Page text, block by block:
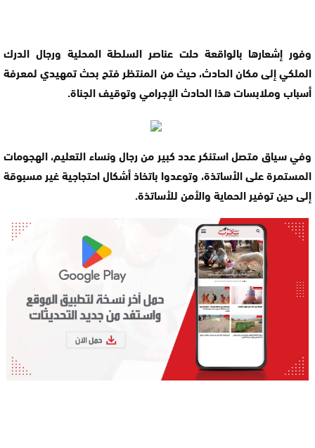
وفور إشعارها بالواقعة حلت عناصر السلطة المحلية ورجال الدرك
الملكي إلى مكان الحادث، حيث من المنتظر فتح بحث تمهيدي لمعرفة
أسباب وملابسات هذا الحادث الإجرامي وتوقيف الجناة.
وفي سياق متصل استنكر عدد كبير من رجال ونساء التعليم، الهجومات
المستمرة على الأساتذة، وتوعدوا باتخاذ أشكال احتجاجية غير مسبوقة
إلى حين توفير الحماية والأمن للأساتذة.